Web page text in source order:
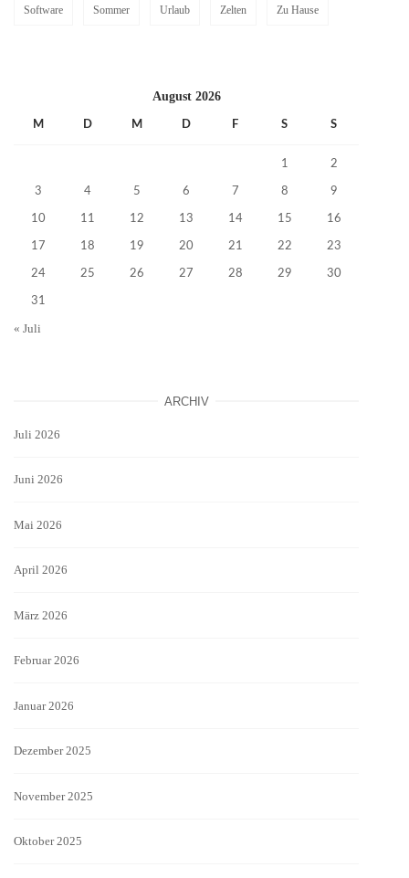
Software Sommer Urlaub Zelten Zu Hause
August 2026
M D M D F S S
1 2
3 4 5 6 7 8 9
10 11 12 13 14 15 16
17 18 19 20 21 22 23
24 25 26 27 28 29 30
31
« Juli
ARCHIV
Juli 2026
Juni 2026
Mai 2026
April 2026
März 2026
Februar 2026
Januar 2026
Dezember 2025
November 2025
Oktober 2025